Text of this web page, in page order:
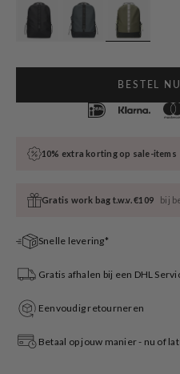
BESTEL NU
10% extra korting op sale-items
Gratis work bag t.w.v. €109 bij
Snelle levering*
Gratis afhalen bij een DHL
Eenvoudig retourneren
Betaal op jouw manier - nu of